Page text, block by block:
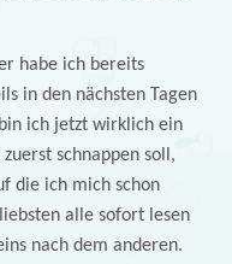
habe ich bereits
in den nächsten Tagen
ich jetzt wirklich ein
schnappen soll,
die ich mich schon
alle sofort lesen
nach dem anderen.